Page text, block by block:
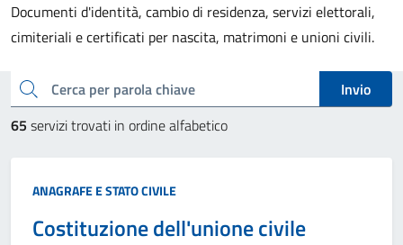
Documenti d'identità, cambio di residenza, servizi elettorali,
cimiteriali e certificati per nascita, matrimoni e unioni civili.
Esplora tutti i servizi
cerca
Invio
65 servizi trovati in ordine alfabetico
Categoria:
ANAGRAFE E STATO CIVILE
Costituzione dell'unione civile